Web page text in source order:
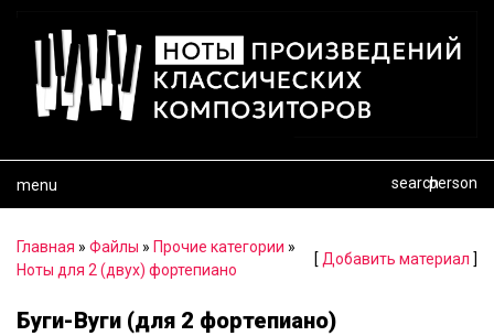
menu person
search
Главная » Файлы » Прочие категории »
Ноты для 2 (двух) фортепиано
[ Добавить материал ]
Буги-Вуги (для 2 фортепиано)